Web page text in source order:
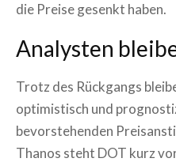
die Preise gesenkt haben.
Analysten
Trotz des Rückgangs
optimistisch und
bevorstehenden
Thanos steht DOT kurz